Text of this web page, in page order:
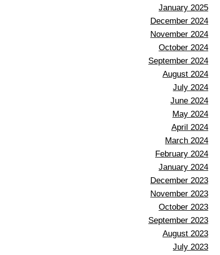
January 2025
December 2024
November 2024
October 2024
September 2024
August 2024
July 2024
June 2024
May 2024
April 2024
March 2024
February 2024
January 2024
December 2023
November 2023
October 2023
September 2023
August 2023
July 2023